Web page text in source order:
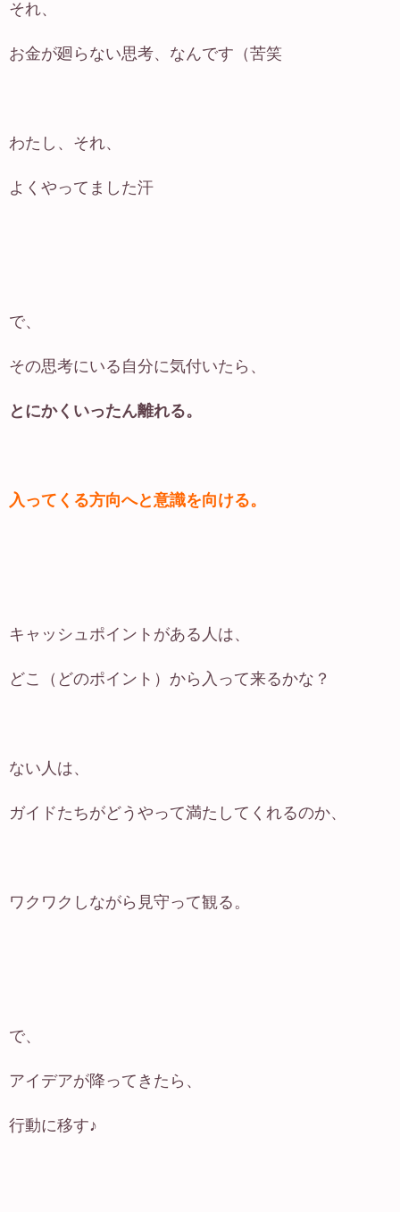
それ、
お金が廻らない思考、なんです（苦笑
わたし、それ、
よくやってました汗
で、
その思考にいる自分に気付いたら、
とにかくいったん離れる。
入ってくる方向へと意識を向ける。
キャッシュポイントがある人は、
どこ（どのポイント）から入って来るかな？
ない人は、
ガイドたちがどうやって満たしてくれるのか、
ワクワクしながら見守って観る。
で、
アイデアが降ってきたら、
行動に移す♪